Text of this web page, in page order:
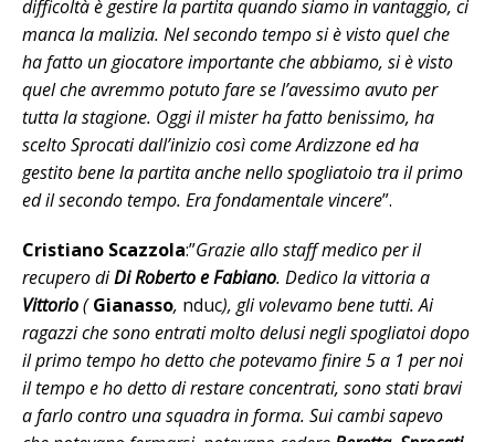
difficoltà è gestire la partita quando siamo in vantaggio, ci
manca la malizia. Nel secondo tempo si è visto quel che
ha fatto un giocatore importante che abbiamo, si è visto
quel che avremmo potuto fare se l’avessimo avuto per
tutta la stagione. Oggi il mister ha fatto benissimo, ha
scelto Sprocati dall’inizio così come Ardizzone ed ha
gestito bene la partita anche nello spogliatoio tra il primo
ed il secondo tempo. Era fondamentale vincere”.
Cristiano Scazzola:”Grazie allo staff medico per il
recupero diDi Roberto e Fabiano. Dedico la vittoria a
Vittorio(Gianasso, nduc), gli volevamo bene tutti. Ai
ragazzi che sono entrati molto delusi negli spogliatoi dopo
il primo tempo ho detto che potevamo finire 5 a 1 per noi
il tempo e ho detto di restare concentrati, sono stati bravi
a farlo contro una squadra in forma. Sui cambi sapevo